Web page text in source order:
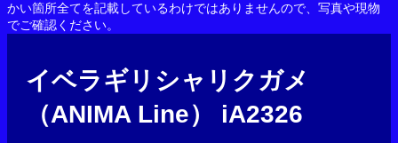
かい箇所全てを記載しているわけではありませんので、写真や現物
でご確認ください。
イベラギリシャリクガメ
（ANIMA Line） iA2326